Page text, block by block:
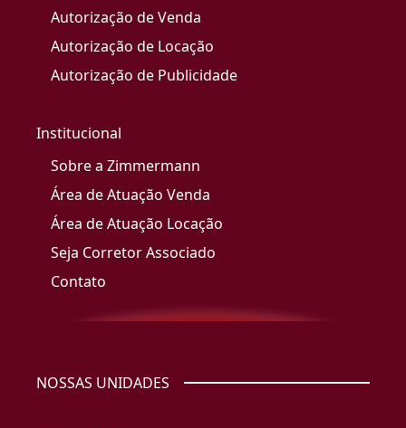
Autorização de Venda
Autorização de Locação
Autorização de Publicidade
Institucional
Sobre a Zimmermann
Área de Atuação Venda
Área de Atuação Locação
Seja Corretor Associado
Contato
NOSSAS UNIDADES